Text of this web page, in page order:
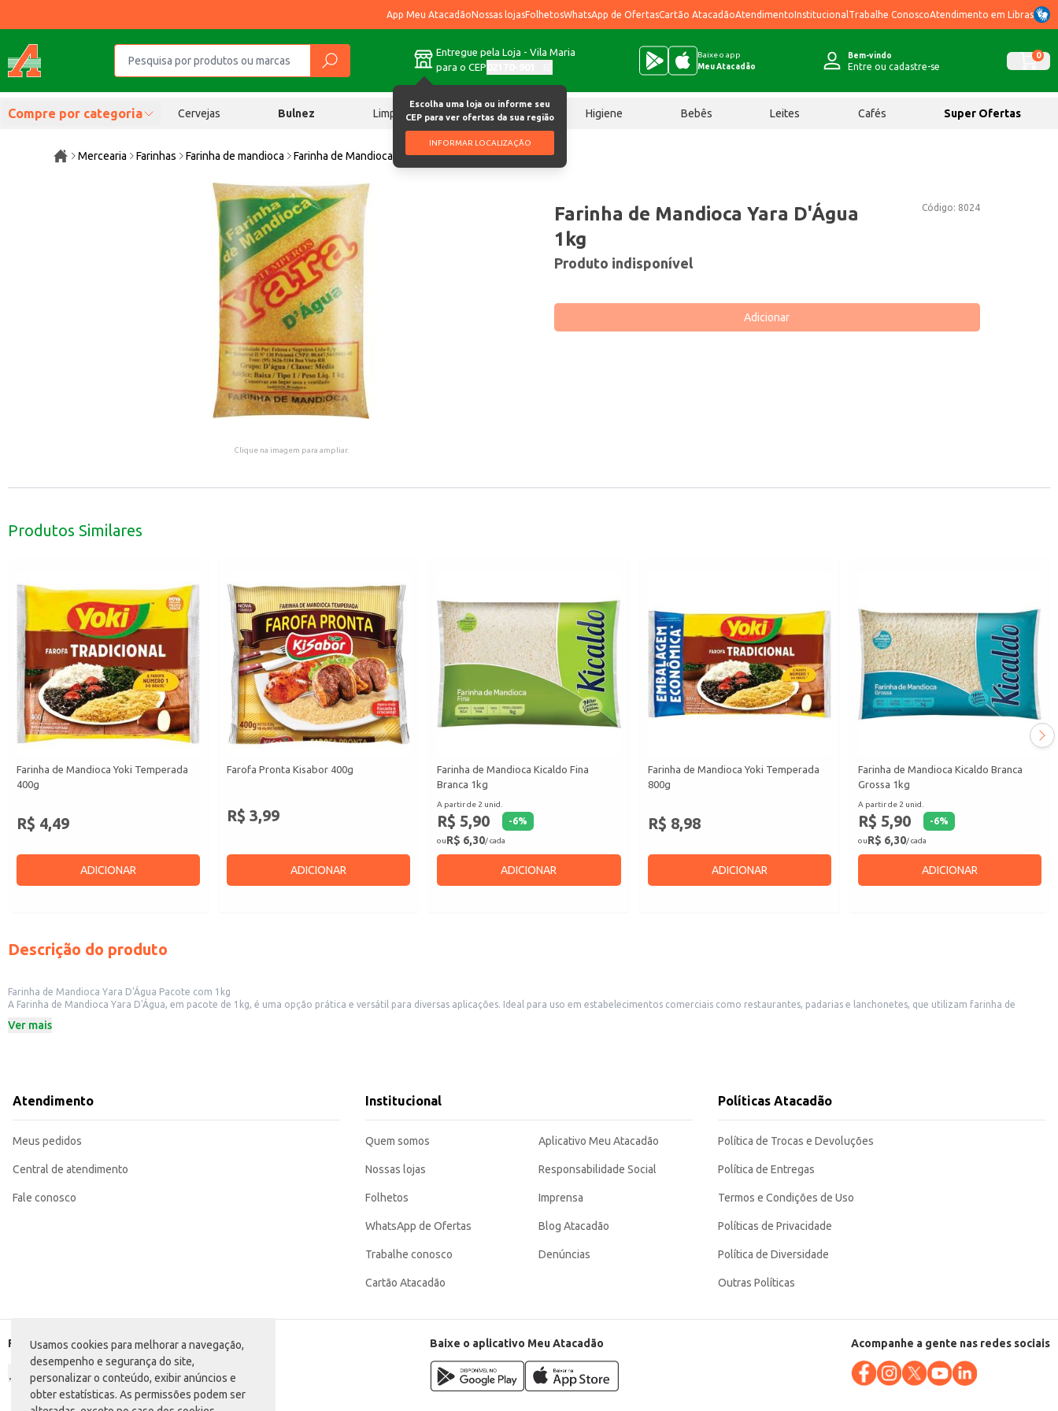
Usamos cookies para melhorar a navegação,
desempenho e segurança do site,
personalizar o conteúdo, exibir anúncios e
obter estatísticas. As permissões podem ser
App Meu AtacadãoNossas lojasFolhetosWhatsApp de OfertasCartão AtacadãoAtendimentoInstitucional Trabalhe ConoscoAtendimento em Libras
Entregue pela Loja - Vila Maria
para o CEP
Escolha uma loja ou informe seu
CEP para ver ofertas da sua região
INFORMAR LOCALIZAÇÃO
Baixe o app
Meu Atacadão
Bem-vindo
Entre ou cadastre-se
0
Compre por categoria Cervejas Bulnez Limpeza Chocolates Higiene Bebês Leites Cafés Super Ofertas
Mercearia Farinhas Farinha de mandioca Farinha de Mandioca Yara D'Água 1kg
Clique na imagem para ampliar.
Código: 8024
Farinha de Mandioca Yara D'Água
1kg
Produto indisponível
Adicionar
Produtos Similares
Farinha de Mandioca Yoki Temperada
400g
R$ 4,49
ADICIONAR
Farofa Pronta Kisabor 400g
R$ 3,99
ADICIONAR
Farinha de Mandioca Kicaldo Fina
Branca 1kg
A partir de 2 unid.
R$ 5,90 -6%
ouR$ 6,30/ cada
ADICIONAR
Farinha de Mandioca Yoki Temperada
800g
R$ 8,98
ADICIONAR
Farinha de Mandioca Kicaldo Branca
Grossa 1kg
A partir de 2 unid.
R$ 5,90 -6%
ouR$ 6,30/ cada
ADICIONAR
Descrição do produto
Farinha de Mandioca Yara D'Água Pacote com 1kg
A Farinha de Mandioca Yara D'Água, em pacote de 1kg, é uma opção prática e versátil para diversas aplicações. Ideal para uso em estabelecimentos comerciais como restaurantes, padarias e lanchonetes, que utilizam farinha de
Dicas de uso:
A Farinha de Mandioca Yara D'Água oferece praticidade e rendimento em suas receitas, sendo uma escolha eficiente para o dia a dia, tanto em estabelecimentos comerciais quanto em residências. Sua qualidade garante resultados
consistentes em diferentes preparações.
Marca: Yara
Categoria: Farinha de mandioca
EAN: 7898138790510
Ver mais
Atendimento
Meus pedidos
Central de atendimento
Fale conosco
Institucional
Quem somos
Nossas lojas
Folhetos
WhatsApp de Ofertas
Trabalhe conosco
Cartão Atacadão
Aplicativo Meu Atacadão
Responsabilidade Social
Imprensa
Blog Atacadão
Denúncias
Políticas Atacadão
Política de Trocas e Devoluções
Política de Entregas
Termos e Condições de Uso
Políticas de Privacidade
Política de Diversidade
Outras Políticas
Formas de pagamento Baixe o aplicativo Meu Atacadão Acompanhe a gente nas redes sociais